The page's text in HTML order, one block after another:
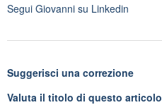
Segui Giovanni su Linkedin
Suggerisci una correzione
Valuta il titolo di questo articolo